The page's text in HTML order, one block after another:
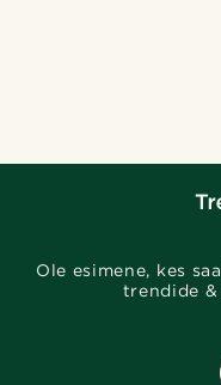
Ole esimene, kes
trendide